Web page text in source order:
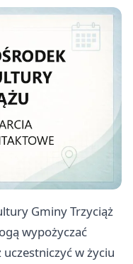
Gminy Trzyciąż
wypożyczać
w życiu